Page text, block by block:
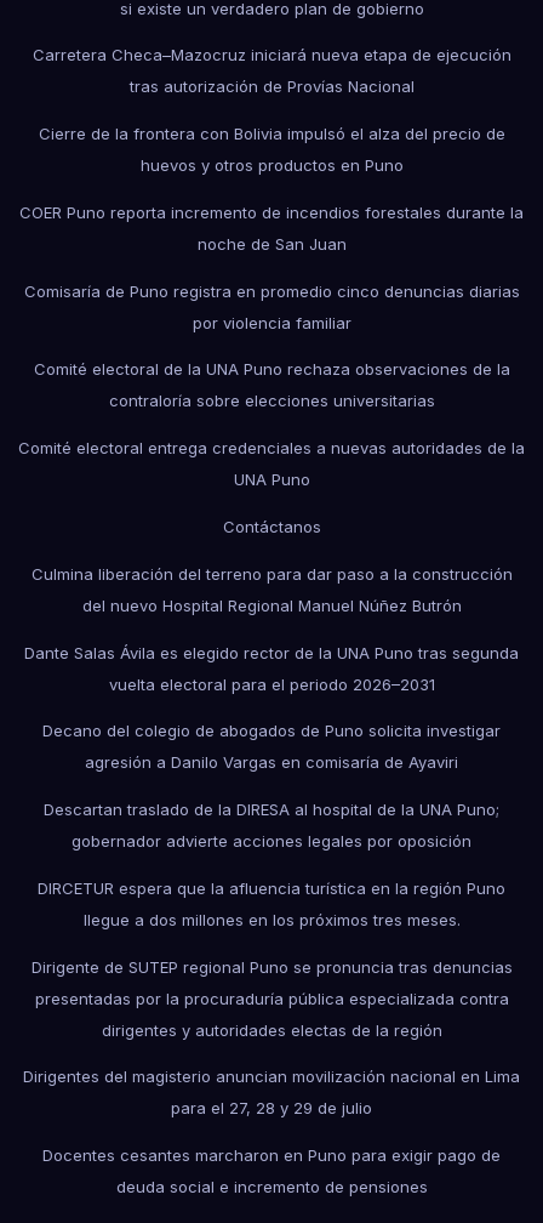
si existe un verdadero plan de gobierno
Carretera Checa–Mazocruz iniciará nueva etapa de ejecución
tras autorización de Provías Nacional
Cierre de la frontera con Bolivia impulsó el alza del precio de
huevos y otros productos en Puno
COER Puno reporta incremento de incendios forestales durante la
noche de San Juan
Comisaría de Puno registra en promedio cinco denuncias diarias
por violencia familiar
Comité electoral de la UNA Puno rechaza observaciones de la
contraloría sobre elecciones universitarias
Comité electoral entrega credenciales a nuevas autoridades de la
UNA Puno
Contáctanos
Culmina liberación del terreno para dar paso a la construcción
del nuevo Hospital Regional Manuel Núñez Butrón
Dante Salas Ávila es elegido rector de la UNA Puno tras segunda
vuelta electoral para el periodo 2026–2031
Decano del colegio de abogados de Puno solicita investigar
agresión a Danilo Vargas en comisaría de Ayaviri
Descartan traslado de la DIRESA al hospital de la UNA Puno;
gobernador advierte acciones legales por oposición
DIRCETUR espera que la afluencia turística en la región Puno
llegue a dos millones en los próximos tres meses.
Dirigente de SUTEP regional Puno se pronuncia tras denuncias
presentadas por la procuraduría pública especializada contra
dirigentes y autoridades electas de la región
Dirigentes del magisterio anuncian movilización nacional en Lima
para el 27, 28 y 29 de julio
Docentes cesantes marcharon en Puno para exigir pago de
deuda social e incremento de pensiones